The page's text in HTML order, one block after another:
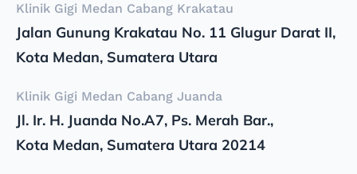
Klinik Gigi Medan Cabang Krakatau
Jalan Gunung Krakatau No. 11 Glugur Darat II,
Kota Medan, Sumatera Utara
Klinik Gigi Medan Cabang Juanda
Jl. Ir. H. Juanda No.A7, Ps. Merah Bar.,
Kota Medan, Sumatera Utara 20214